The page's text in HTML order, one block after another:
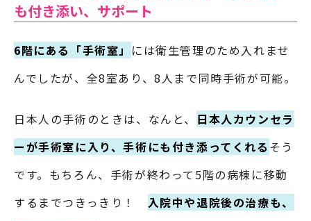
も付き添い、サポート
6階にある「手術室」 には衛生管理のため入れませ
んでしたが、全8室あり、8人まで同時手術が可能。
日本人の手術のときは、なんと、 日本人カウンセラ
ーが手術室に入り、手術にも付き添ってくれる そう
です。もちろん、手術が終わって5階の病棟に移動
するまでつきっきり！ 入院中や退院後の治療も、